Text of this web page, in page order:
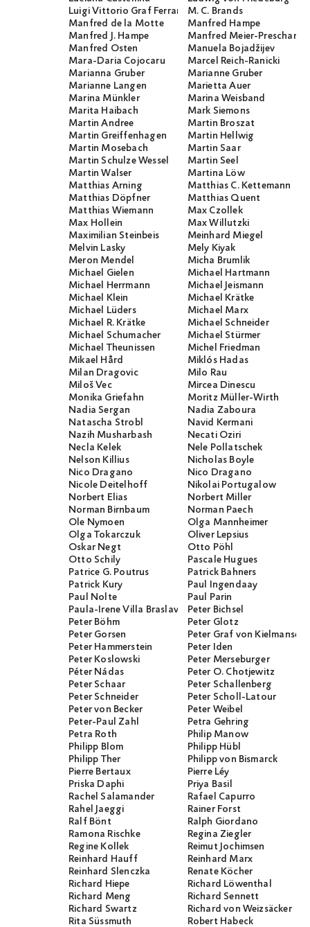
Luigi Vittorio Graf Ferraris
M. C. Brands
Manfred de la Motte
Manfred Hampe
Manfred J. Hampe
Manfred Meier-Preschany
Manfred Osten
Manuela Bojadžijev
Mara-Daria Cojocaru
Marcel Reich-Ranicki
Marianna Gruber
Marianne Gruber
Marianne Langen
Marietta Auer
Marina Münkler
Marina Weisband
Marita Haibach
Mark Siemons
Martin Andree
Martin Broszat
Martin Greiffenhagen
Martin Hellwig
Martin Mosebach
Martin Saar
Martin Schulze Wessel
Martin Seel
Martin Walser
Martina Löw
Matthias Arning
Matthias C. Kettemann
Matthias Döpfner
Matthias Quent
Matthias Wiemann
Max Czollek
Max Hollein
Max Willutzki
Maximilian Steinbeis
Meinhard Miegel
Melvin Lasky
Mely Kiyak
Meron Mendel
Micha Brumlik
Michael Gielen
Michael Hartmann
Michael Herrmann
Michael Jeismann
Michael Klein
Michael Krätke
Michael Lüders
Michael Marx
Michael R. Krätke
Michael Schneider
Michael Schumacher
Michael Stürmer
Michael Theunissen
Michel Friedman
Mikael Hård
Miklós Hadas
Milan Dragovic
Milo Rau
Miloš Vec
Mircea Dinescu
Monika Griefahn
Moritz Müller-Wirth
Nadia Sergan
Nadia Zaboura
Natascha Strobl
Navid Kermani
Nazih Musharbash
Necati Öziri
Necla Kelek
Nele Pollatschek
Nelson Killius
Nicholas Boyle
Nico Dragano
Nico Dragano
Nicole Deitelhoff
Nikolai Portugalow
Norbert Elias
Norbert Miller
Norman Birnbaum
Norman Paech
Ole Nymoen
Olga Mannheimer
Olga Tokarczuk
Oliver Lepsius
Oskar Negt
Otto Pöhl
Otto Schily
Pascale Hugues
Patrice G. Poutrus
Patrick Bahners
Patrick Kury
Paul Ingendaay
Paul Nolte
Paul Parin
Paula-Irene Villa BraslavskyPeter Bichsel
Peter Böhm
Peter Glotz
Peter Gorsen
Peter Graf von
Peter Hammerstein
Peter Iden
Peter Koslowski
Peter Merseburger
Péter Nádas
Peter O. Chotjewitz
Peter Schaar
Peter Schallenberg
Peter Schneider
Peter Scholl-Latour
Peter von Becker
Peter Weibel
Peter-Paul Zahl
Petra Gehring
Petra Roth
Philip Manow
Philipp Blom
Philipp Hübl
Philipp Ther
Philipp von Bismarck
Pierre Bertaux
Pierre Léy
Priska Daphi
Priya Basil
Rachel Salamander
Rafael Capurro
Rahel Jaeggi
Rainer Forst
Ralf Bönt
Ralph Giordano
Ramona Rischke
Regina Ziegler
Regine Kollek
Reimut Jochimsen
Reinhard Hauff
Reinhard Marx
Reinhard Slenczka
Renate Köcher
Richard Hiepe
Richard Löwenthal
Richard Meng
Richard Sennett
Richard Swartz
Richard von Weizsäcker
Rita Süssmuth
Robert Habeck